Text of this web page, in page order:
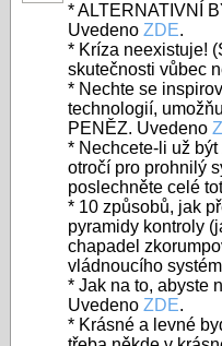
* ALTERNATIVNÍ
Uvedeno ZDE.
* Kríza neexistuje!
skutečnosti vůbec
* Nechte se
technologií,
PENĚZ. Uvedeno
* Nechcete-li už
otročí pro prohnilý
poslechněte celé
* 10 způsobů, jak
pyramidy kontroly
chapadel
vládnoucího
* Jak na to, abyste
Uvedeno ZDE.
* Krásné a levné